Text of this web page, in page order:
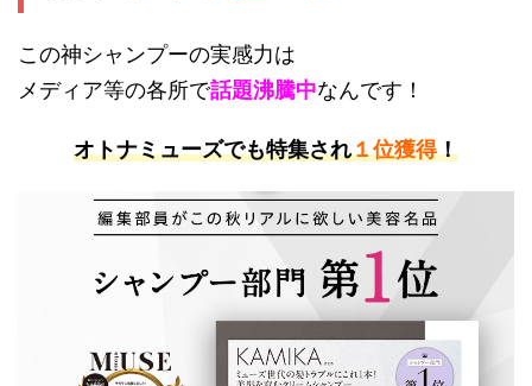
この神シャンプーの実感力は
メディア等の各所で話題沸騰中なんです！
オトナミューズでも特集され１位獲得！